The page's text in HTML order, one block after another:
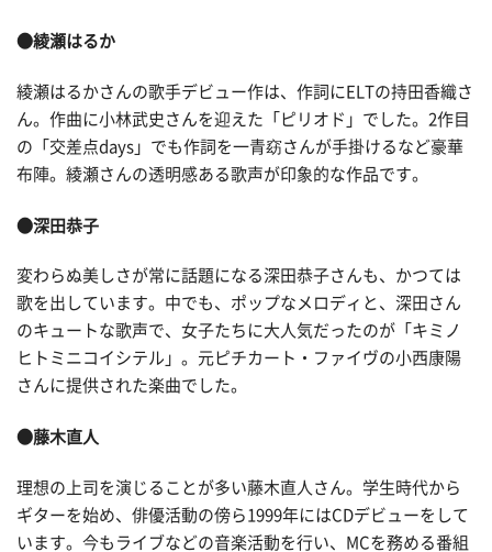
●綾瀬はるか
綾瀬はるかさんの歌手デビュー作は、作詞にELTの持田香織さ
ん。作曲に小林武史さんを迎えた「ピリオド」でした。2作目
の「交差点days」でも作詞を一青窈さんが手掛けるなど豪華
布陣。綾瀬さんの透明感ある歌声が印象的な作品です。
●深田恭子
変わらぬ美しさが常に話題になる深田恭子さんも、かつては
歌を出しています。中でも、ポップなメロディと、深田さん
のキュートな歌声で、女子たちに大人気だったのが「キミノ
ヒトミニコイシテル」。元ピチカート・ファイヴの小西康陽
さんに提供された楽曲でした。
●藤木直人
理想の上司を演じることが多い藤木直人さん。学生時代から
ギターを始め、俳優活動の傍ら1999年にはCDデビューをして
います。今もライブなどの音楽活動を行い、MCを務める番組